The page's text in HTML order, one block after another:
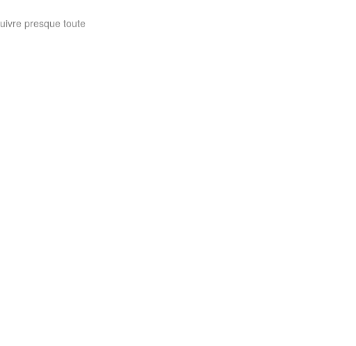
presque toute